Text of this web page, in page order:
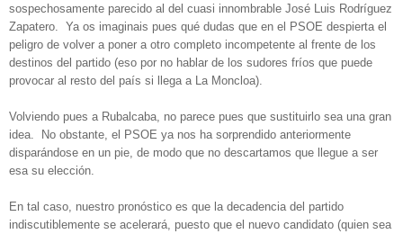
sospechosamente parecido al del cuasi innombrable José Luis Rodríguez
Zapatero. Ya os imaginais pues qué dudas que en el PSOE despierta el
peligro de volver a poner a otro completo incompetente al frente de los
destinos del partido (eso por no hablar de los sudores fríos que puede
provocar al resto del país si llega a La Moncloa).
Volviendo pues a Rubalcaba, no parece pues que sustituirlo sea una gran
idea. No obstante, el PSOE ya nos ha sorprendido anteriormente
disparándose en un pie, de modo que no descartamos que llegue a ser
esa su elección.
En tal caso, nuestro pronóstico es que la decadencia del partido
indiscutiblemente se acelerará, puesto que el nuevo candidato (quien sea